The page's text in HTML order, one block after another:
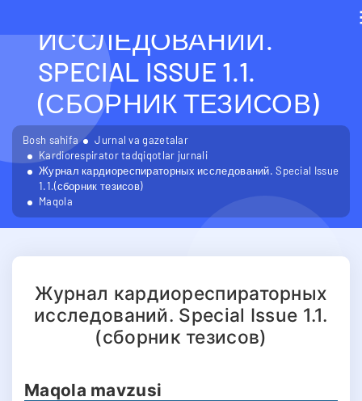
ИССЛЕДОВАНИЙ.
SPECIAL ISSUE 1.1.
(СБОРНИК ТЕЗИСОВ)
Bosh sahifa
Jurnal va gazetalar
Kardiorespirator tadqiqotlar jurnali
Журнал кардиореспираторных исследований. Special Issue
1.1.(сборник тезисов)
Maqola
Журнал кардиореспираторных
исследований. Special Issue 1.1.
(сборник тезисов)
Maqola mavzusi